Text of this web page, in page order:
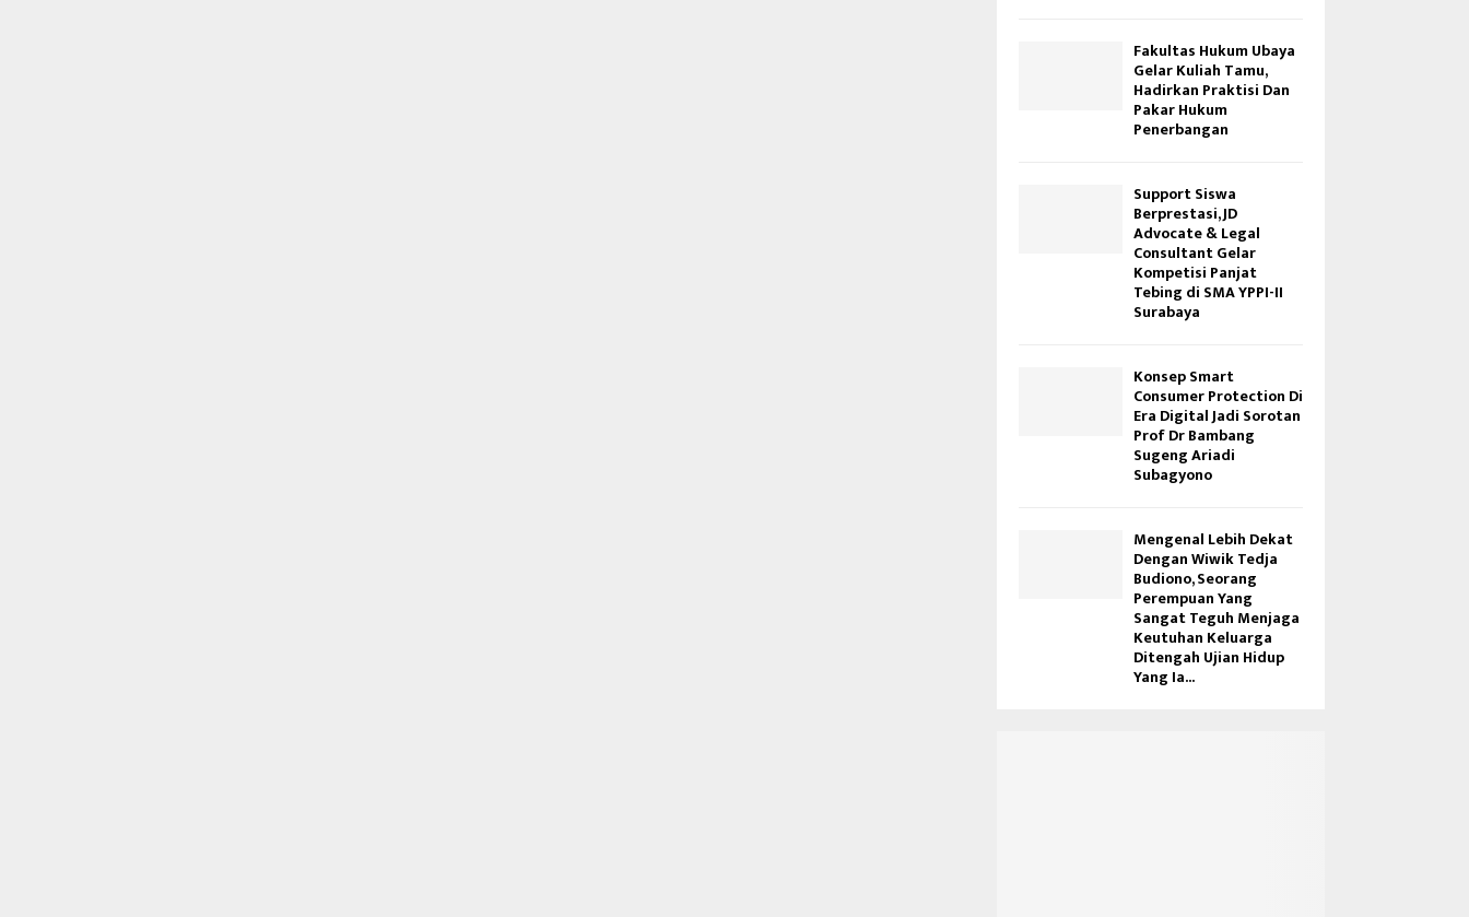
Fakultas Hukum Ubaya
Gelar Kuliah Tamu,
Hadirkan Praktisi Dan
Pakar Hukum
Penerbangan
Support Siswa
Berprestasi, JD
Advocate & Legal
Consultant Gelar
Kompetisi Panjat
Tebing di SMA YPPI-II
Surabaya
Konsep Smart
Consumer Protection Di
Era Digital Jadi Sorotan
Prof Dr Bambang
Sugeng Ariadi
Subagyono
Mengenal Lebih Dekat
Dengan Wiwik Tedja
Budiono, Seorang
Perempuan Yang
Sangat Teguh Menjaga
Keutuhan Keluarga
Ditengah Ujian Hidup
Yang Ia...